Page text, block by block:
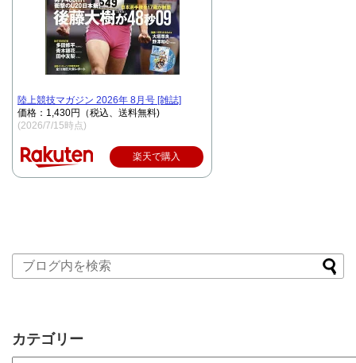
陸上競技マガジン 2026年 8月号 [雑誌]
価格：1,430円（税込、送料無料)
(2026/7/15時点)
楽天で購入
カテゴリー